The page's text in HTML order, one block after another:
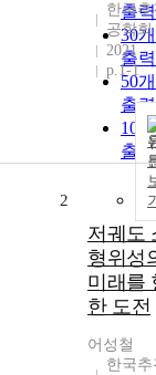
출력
30
출력
50
출력
100
출력
한국추
공학회
2021
p.1-1
2
저궤도
형위성
미래를
한 도전
어성철
한국추